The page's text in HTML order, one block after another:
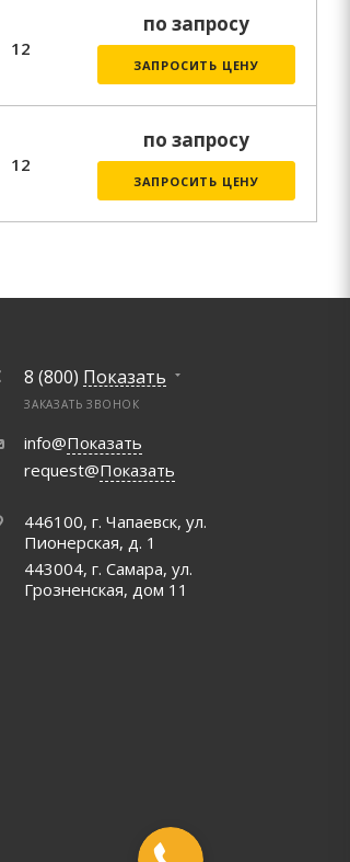
12
по запросу
ЗАПРОСИТЬ ЦЕНУ
12
по запросу
ЗАПРОСИТЬ ЦЕНУ
8 (800) Показать
ЗАКАЗАТЬ ЗВОНОК
info@Показать
request@Показать
446100, г. Чапаевск, ул.
Пионерская, д. 1
443004, г. Самара, ул.
Грозненская, дом 11